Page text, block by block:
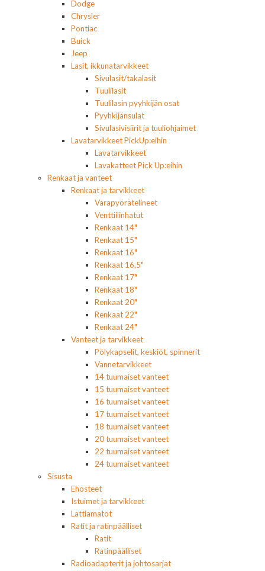
Dodge
Chrysler
Pontiac
Buick
Jeep
Lasit, ikkunatarvikkeet
Sivulasit/takalasit
Tuulilasit
Tuulilasin pyyhkijän osat
Pyyhkijänsulat
Sivulasivisiirit ja tuuliohjaimet
Lavatarvikkeet PickUp:eihin
Lavatarvikkeet
Lavakatteet Pick Up:eihin
Renkaat ja vanteet
Renkaat ja tarvikkeet
Varapyörätelineet
Venttiilinhatut
Renkaat 14"
Renkaat 15"
Renkaat 16"
Renkaat 16,5"
Renkaat 17"
Renkaat 18"
Renkaat 20"
Renkaat 22"
Renkaat 24"
Vanteet ja tarvikkeet
Pölykapselit, keskiöt, spinnerit
Vannetarvikkeet
14 tuumaiset vanteet
15 tuumaiset vanteet
16 tuumaiset vanteet
17 tuumaiset vanteet
18 tuumaiset vanteet
20 tuumaiset vanteet
22 tuumaiset vanteet
24 tuumaiset vanteet
Sisusta
Ehosteet
Istuimet ja tarvikkeet
Lattiamatot
Ratit ja ratinpäälliset
Ratit
Ratinpäälliset
Radioadapterit ja johtosarjat